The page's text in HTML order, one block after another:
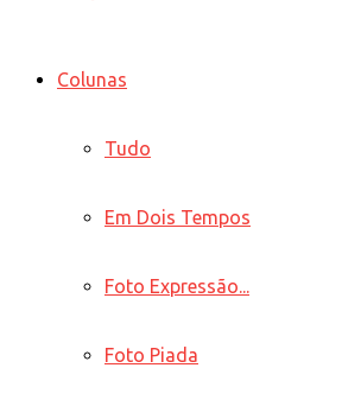
Colunas
Tudo
Em Dois Tempos
Foto Expressão...
Foto Piada